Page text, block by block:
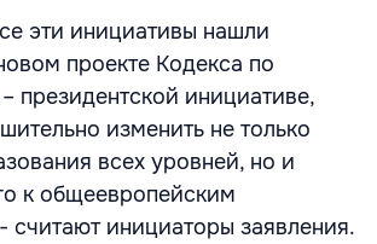
эти инициативы нашли
проекте Кодекса по
президентской инициативе,
изменить не только
всех уровней, но и
к общеевропейским
считают инициаторы заявления.